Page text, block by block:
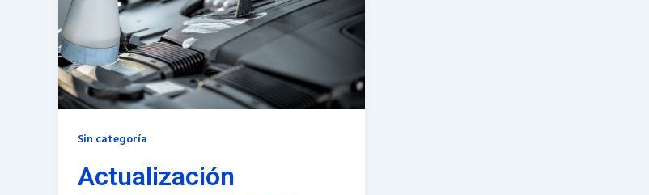
Sin categoría
Actualización